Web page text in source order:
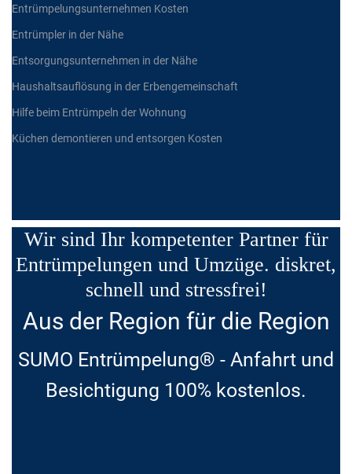
Entrümpelungsunternehmen Kosten
Entrümpler in der Nähe
Entsorgungsunternehmen in der Nähe
Haushaltsauflösung in der Erbengemeinschaft
Hilfe beim Entrümpeln der Wohnung
Küchen demontieren und entsorgen Kosten
Wir sind Ihr kompetenter Partner für
Entrümpelungen und Umzüge. diskret,
schnell und stressfrei!
Aus der Region für die Region
SUMO Entrümpelung® - Anfahrt und
Besichtigung 100% kostenlos.